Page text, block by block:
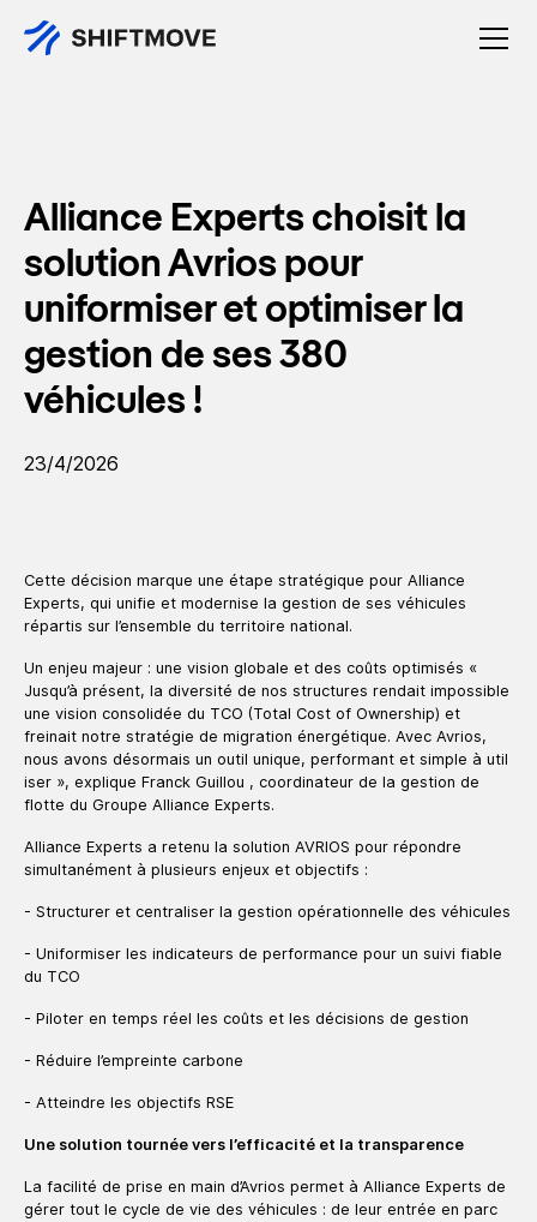
Alliance Experts choisit la
solution Avrios pour
uniformiser et optimiser la
gestion de ses 380
véhicules !
23/4/2026
Cette décision marque une étape stratégique pour Alliance
Experts, qui unifie et modernise la gestion de ses véhicules
répartis sur l’ensemble du territoire national.
Un enjeu majeur : une vision globale et des coûts optimisés «
Jusqu’à présent, la diversité de nos structures rendait impossible
une vision consolidée du TCO (Total Cost of Ownership) et
freinait notre stratégie de migration énergétique. Avec Avrios,
nous avons désormais un outil unique, performant et simple à util
iser », explique Franck Guillou , coordinateur de la gestion de
flotte du Groupe Alliance Experts.
Alliance Experts a retenu la solution AVRIOS pour répondre
simultanément à plusieurs enjeux et objectifs :
- Structurer et centraliser la gestion opérationnelle des véhicules
- Uniformiser les indicateurs de performance pour un suivi fiable
du TCO
- Piloter en temps réel les coûts et les décisions de gestion
- Réduire l’empreinte carbone
- Atteindre les objectifs RSE
Une solution tournée vers l’efficacité et la transparence
La facilité de prise en main d’Avrios permet à Alliance Experts de
gérer tout le cycle de vie des véhicules : de leur entrée en parc